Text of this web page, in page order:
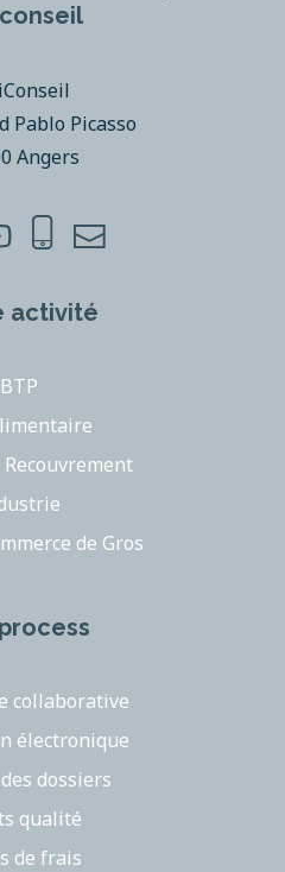
Pablo Picasso
Angers
activité
BTP
de Gros
collaborative
électronique
dossiers
qualité
de frais